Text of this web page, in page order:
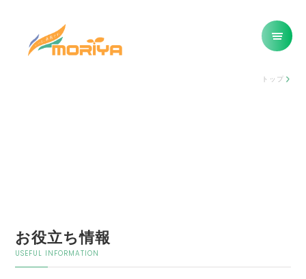
トップ
お役立ち情報
USEFUL INFORMATION